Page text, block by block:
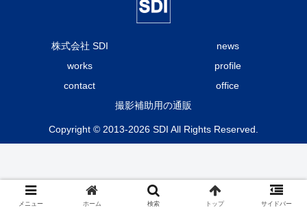
株式会社 SDI
news
works
profile
contact
office
撮影補助用の通販
Copyright © 2013-2026 SDI All Rights Reserved.
メニュー ホーム 検索 トップ サイドバー